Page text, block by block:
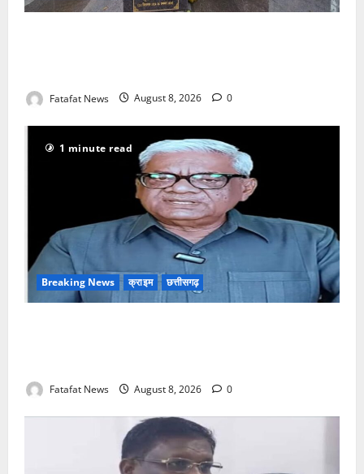
Fatafat News August 8, 2026 0
1 minute read
Breaking News क्राइम छत्तीसगढ़
Fatafat News August 8, 2026 0